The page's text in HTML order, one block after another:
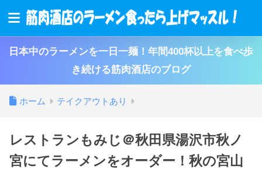
日本中のラーメンを一日一麺！年間400杯以上を食べ歩
き続ける筋肉酒店のブログ
ホーム テイクアウトあり
レストランもみじ＠秋田県湯沢市秋ノ
宮にてラーメンをオーダー！秋の宮山